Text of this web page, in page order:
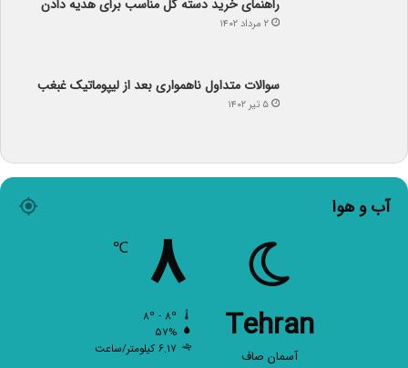
راهنمای خرید دسته گل مناسب برای هدیه دادن
۲ مرداد ۱۴۰۲
سوالات متداول ناهمواری بعد از لیپوماتیک غبغب
۵ تیر ۱۴۰۲
آب و هوا
Tehran
آسمان صاف
۸ ℃
۵۷%
۶.۱۷ کیلومتر/ساعت